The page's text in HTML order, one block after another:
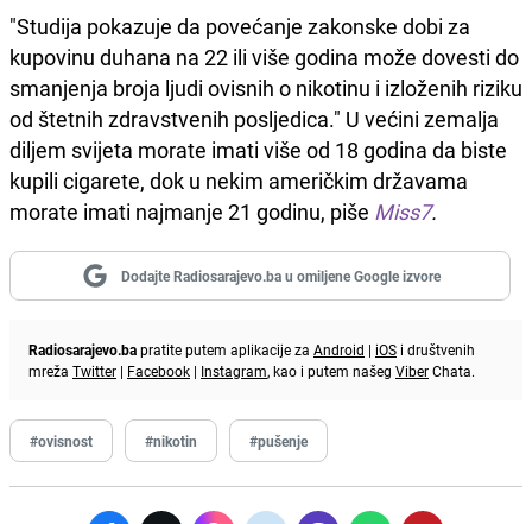
"Studija pokazuje da povećanje zakonske dobi za
kupovinu duhana na 22 ili više godina može dovesti do
smanjenja broja ljudi ovisnih o nikotinu i izloženih riziku
od štetnih zdravstvenih posljedica." U većini zemalja
diljem svijeta morate imati više od 18 godina da biste
kupili cigarete, dok u nekim američkim državama
morate imati najmanje 21 godinu, piše Miss7.
Dodajte Radiosarajevo.ba u omiljene Google izvore
Radiosarajevo.bapratite putem aplikacije za Android | iOS i društvenih
mreža Twitter | Facebook | Instagram, kao i putem našeg ViberChata.
#ovisnost #nikotin #pušenje